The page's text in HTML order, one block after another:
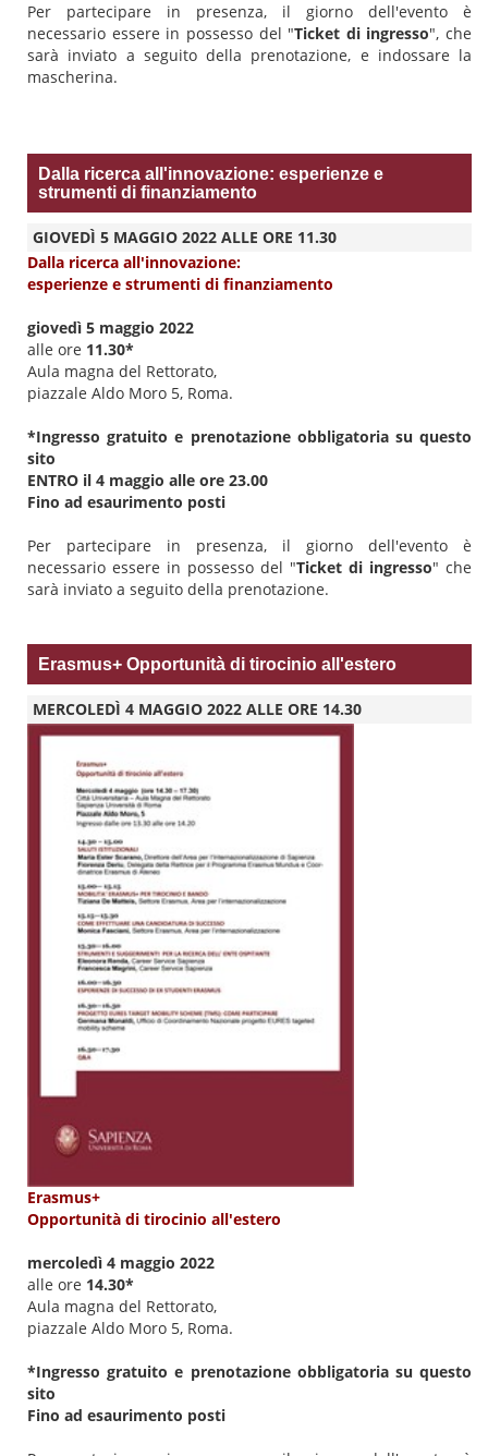
Per partecipare in presenza, il giorno dell'evento è
necessario essere in possesso del "Ticket di ingresso", che
sarà inviato a seguito della prenotazione, e indossare la
mascherina.
Dalla ricerca all'innovazione: esperienze e
strumenti di finanziamento
GIOVEDÌ 5 MAGGIO 2022 ALLE ORE 11.30
Dalla ricerca all'innovazione:
esperienze e strumenti di finanziamento
giovedì 5 maggio 2022
alle ore 11.30*
Aula magna del Rettorato,
piazzale Aldo Moro 5, Roma.
*Ingresso gratuito e prenotazione obbligatoria su questo
sito
ENTRO il 4 maggio alle ore 23.00
Fino ad esaurimento posti
Per partecipare in presenza, il giorno dell'evento è
necessario essere in possesso del "Ticket di ingresso" che
sarà inviato a seguito della prenotazione.
Erasmus+ Opportunità di tirocinio all'estero
MERCOLEDÌ 4 MAGGIO 2022 ALLE ORE 14.30
Erasmus+
Opportunità di tirocinio all'estero
mercoledì 4 maggio 2022
alle ore 14.30*
Aula magna del Rettorato,
piazzale Aldo Moro 5, Roma.
*Ingresso gratuito e prenotazione obbligatoria su questo
sito
Fino ad esaurimento posti